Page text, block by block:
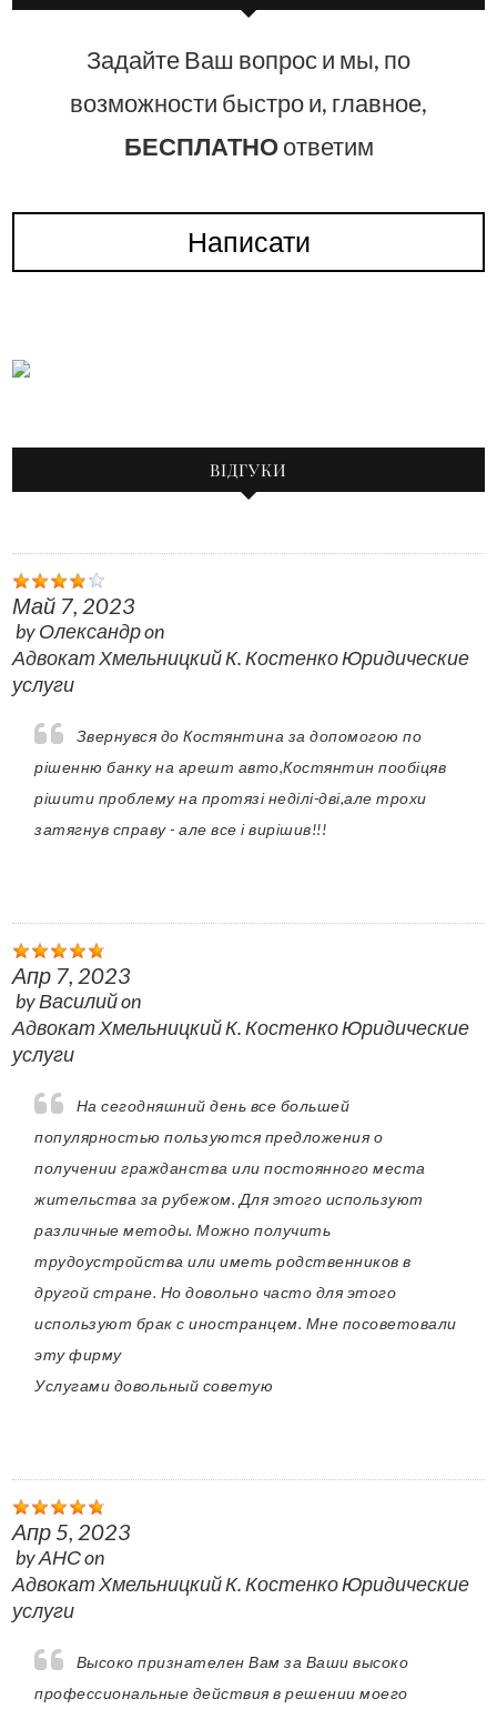
Задайте Ваш вопрос и мы, по
возможности быстро и, главное,
БЕСПЛАТНОответим
Написати
ВІДГУКИ
Май 7, 2023
byОлександрon
Адвокат Хмельницкий К. Костенко Юридические
услуги
Звернувся до Костянтина за допомогою по
рішенню банку на арешт авто,Костянтин пообіцяв
рішити проблему на протязі неділі-дві,але трохи
затягнув справу - але все і вирішив!!!
Апр 7, 2023
byВасилийon
Адвокат Хмельницкий К. Костенко Юридические
услуги
На сегодняшний день все большей
популярностью пользуются предложения о
получении гражданства или постоянного места
жительства за рубежом. Для этого используют
различные методы. Можно получить
трудоустройства или иметь родственников в
другой стране. Но довольно часто для этого
используют брак с иностранцем. Мне посоветовали
эту фирму
Услугами довольный советую
Апр 5, 2023
byАНСon
Адвокат Хмельницкий К. Костенко Юридические
услуги
Высоко признателен Вам за Ваши высоко
профессиональные действия в решении моего